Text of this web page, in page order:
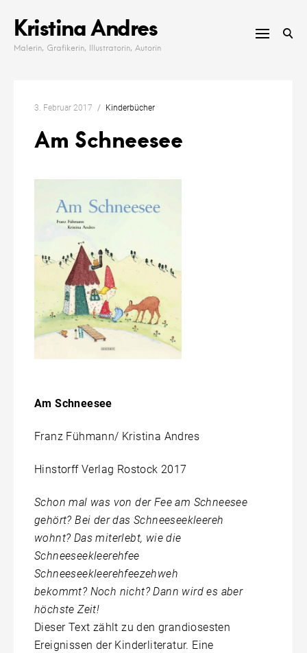
content
Kristina Andres
Malerin, Grafikerin, Illustratorin, Autorin
3. Februar 2017 Kinderbücher
Am Schneesee
Am Schneesee
Franz Fühmann/ Kristina Andres
Hinstorff Verlag Rostock 2017
Schon mal was von der Fee am Schneesee
gehört? Bei der das Schneeseekleereh
wohnt? Das miterlebt, wie die
Schneeseekleerehfee
Schneeseekleerehfeezehweh
bekommt? Noch nicht? Dann wird es aber
höchste Zeit!
Dieser Text zählt zu den grandiosesten
Ereignissen der Kinderliteratur. Eine